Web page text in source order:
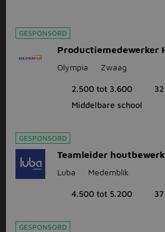
GESPONSORD
Productiemedewerker
Olympia Zwaag
2.500 tot 3.600
Middelbare school
GESPONSORD
Teamleider
Luba Medemblik
4.500 tot 5.200
GESPONSORD